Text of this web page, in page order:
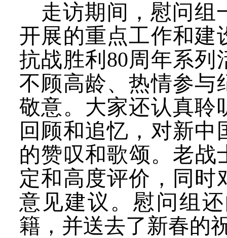
走访期间，慰问组
开展的重点工作和建
抗战胜利80周年系
不顾高龄、热情参与
敬意。大家还认真聆
回顾和追忆，对新
的赞叹和歌颂。老战
定和高度评价，同时
意见建议。慰问组
籍，并送去了新春的